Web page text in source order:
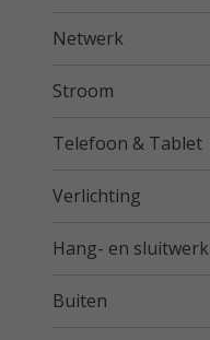
Netwerk
Stroom
Telefoon & Tablet
Verlichting
Hang- en sluitwerk
Buiten